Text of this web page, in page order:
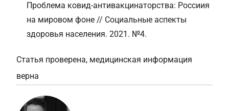
Проблема ковид-антивакцинаторства: Россиия
на мировом фоне // Социальные аспекты
здоровья населения. 2021. №4.
Статья проверена, медицинская информация
верна